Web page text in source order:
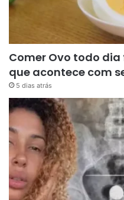
Comer Ovo todo dia
que acontece com
5 dias atrás